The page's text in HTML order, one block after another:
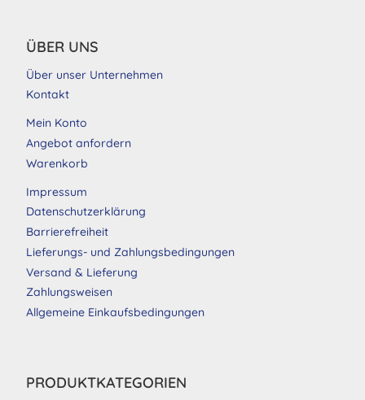
ÜBER UNS
Über unser Unternehmen
Kontakt
Mein Konto
Angebot anfordern
Warenkorb
Impressum
Datenschutzerklärung
Barrierefreiheit
Lieferungs- und Zahlungsbedingungen
Versand & Lieferung
Zahlungsweisen
Allgemeine Einkaufsbedingungen
PRODUKTKATEGORIEN